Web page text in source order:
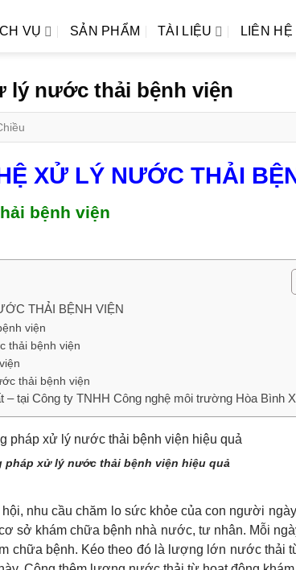
VỤ SẢN PHẨM TÀI LIỆU LIÊN HỆ
lý nước thải bệnh viện
XỬ LÝ NƯỚC THẢI
bệnh viện
THẢI BỆNH VIỆN
viện
thải bệnh viện
thải bệnh viện
tại Công ty TNHH Công nghệ môi trường Hòa Bình
pháp xử lý nước thải bệnh viện hiệu quả
nhu cầu chăm lo sức khỏe của con người
sở khám chữa bệnh nhà nước, tư nhân. Mỗi
chữa bệnh. Kéo theo đó là lượng lớn nước thải